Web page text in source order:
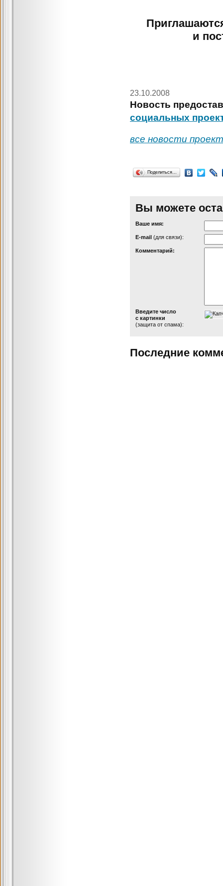
и
23.10.2008
Новость
социальных
все новости
Поделиться…
Вы можете
Ваше имя:
Е-mail (для связи):
Комментарий:
Введите число
с картинки
(защита от спама):
Последние